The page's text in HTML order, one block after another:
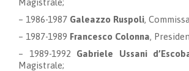
– 1986-1987 Galeazzo Ruspoli,
– 1987-1989 Francesco Colonna,
– 1989-1992 Gabriele Ussani
Magistrale;